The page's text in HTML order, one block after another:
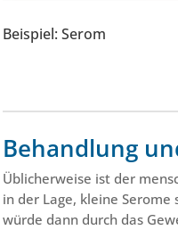
Beispiel: Serom
Behandlung
Üblicherweise ist der
in der Lage, kleine
würde dann durch das